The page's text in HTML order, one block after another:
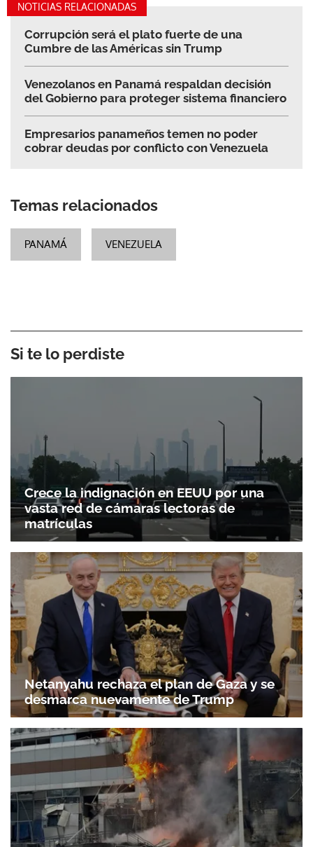
NOTICIAS RELACIONADAS
Corrupción será el plato fuerte de una
Cumbre de las Américas sin Trump
Venezolanos en Panamá respaldan decisión
del Gobierno para proteger sistema financiero
Empresarios panameños temen no poder
cobrar deudas por conflicto con Venezuela
Temas relacionados
PANAMÁ VENEZUELA
Si te lo perdiste
Crece la indignación en EEUU por una
vasta red de cámaras lectoras de
matrículas
Netanyahu rechaza el plan de Gaza y se
desmarca nuevamente de Trump